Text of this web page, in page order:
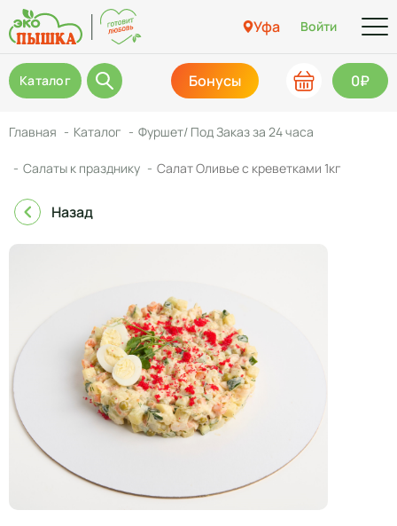
Уфа Войти
Каталог Бонусы 0₽
Главная Каталог Фуршет/ Под Заказ за 24 часа
Салаты к празднику Салат Оливье с креветками 1кг
Назад